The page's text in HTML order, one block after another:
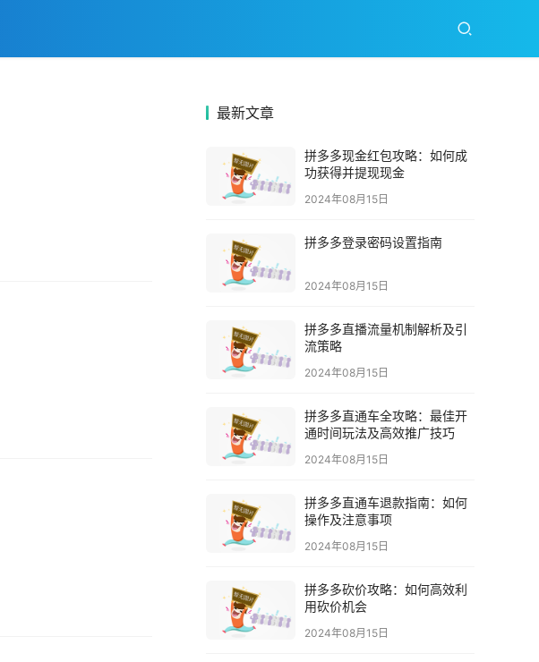
最新文章
拼多多现金红包攻略：如何成
功获得并提现现金
2024年08月15日
拼多多登录密码设置指南
2024年08月15日
拼多多直播流量机制解析及引
流策略
2024年08月15日
拼多多直通车全攻略：最佳开
通时间玩法及高效推广技巧
2024年08月15日
拼多多直通车退款指南：如何
操作及注意事项
2024年08月15日
拼多多砍价攻略：如何高效利
用砍价机会
2024年08月15日